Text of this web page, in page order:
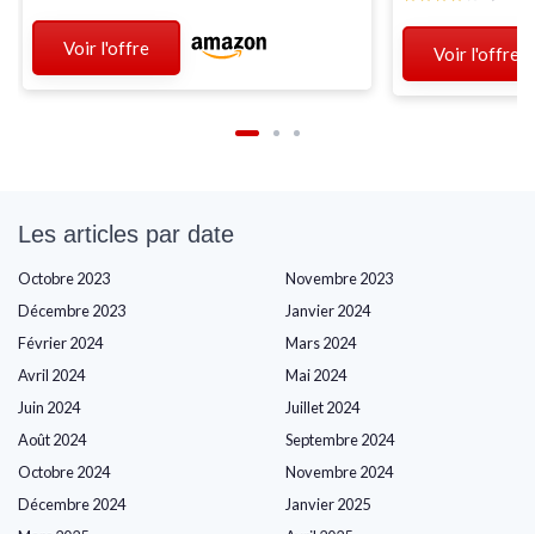
Voir l'offre Voir l'offre
Les articles par date
Octobre 2023
Novembre 2023
Décembre 2023
Janvier 2024
Février 2024
Mars 2024
Avril 2024
Mai 2024
Juin 2024
Juillet 2024
Août 2024
Septembre 2024
Octobre 2024
Novembre 2024
Décembre 2024
Janvier 2025